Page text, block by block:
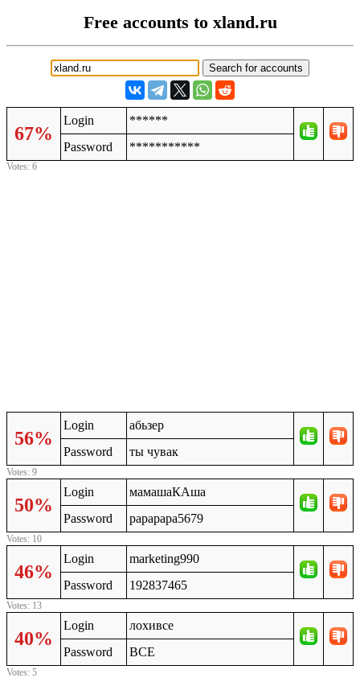
Free accounts to xland.ru
67%
Login
******
Password
***********
Votes: 6
56%
Login
абьзер
Password
ты чувак
Votes: 9
50%
Login
мамашаКАша
Password
рарарара5679
Votes: 10
46%
Login
marketing990
Password
192837465
Votes: 13
40%
Login
лохивсе
Password
ВСЕ
Votes: 5